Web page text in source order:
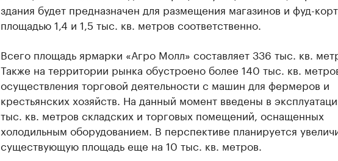
здания будет предназначен для размещения магазинов и фуд-
площадью 1,4 и 1,5 тыс. кв. метров соответственно.
Всего площадь ярмарки «Агро Молл» составляет 336 тыс. кв.
Также на территории рынка обустроено более 140 тыс. кв.
осуществления торговой деятельности с машин для фермеров и
крестьянских хозяйств. На данный момент введены в
тыс. кв. метров складских и торговых помещений, оснащенных
холодильным оборудованием. В перспективе планируется
существующую площадь еще на 10 тыс. кв. метров.